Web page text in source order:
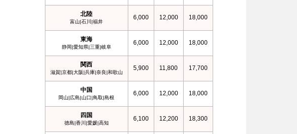
北陸
富山|石川|福井
6,000 12,000 18,000
東海
静岡|愛知県|三重|岐阜
6,000 12,000 18,000
関西
滋賀|京都|大阪|兵庫|奈良|和歌山
5,900 11,800 17,700
中国
岡山|広島|山口|鳥取|島根
6,000 12,000 18,000
四国
徳島|香川|愛媛|高知
6,100 12,200 18,300